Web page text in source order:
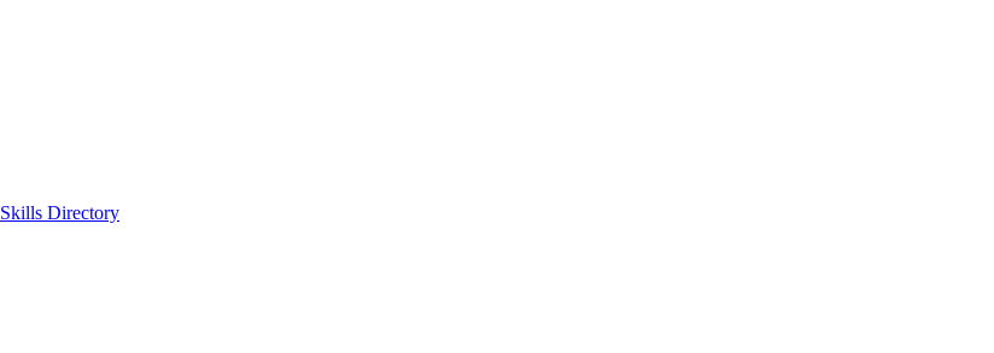
Skills Directory